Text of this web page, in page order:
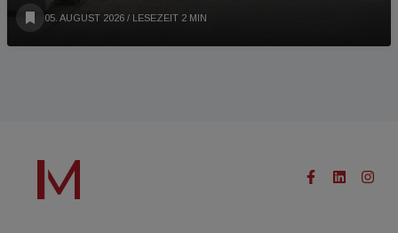
05. AUGUST 2026 / LESEZEIT 2 MIN